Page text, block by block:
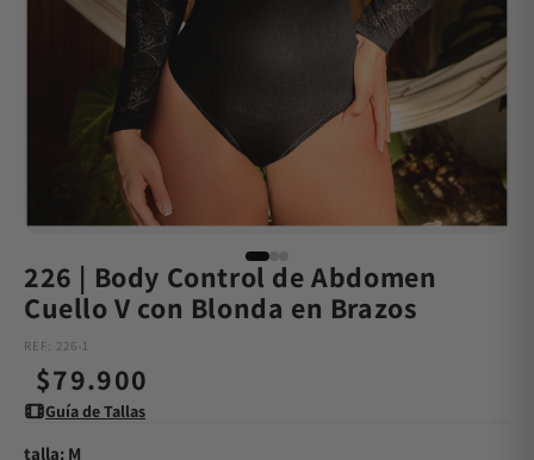
226 | Body Control de Abdomen
Cuello V con Blonda en Brazos
REF: 226-1
Precio
habitual
$79.900
Guía de Tallas
talla: M